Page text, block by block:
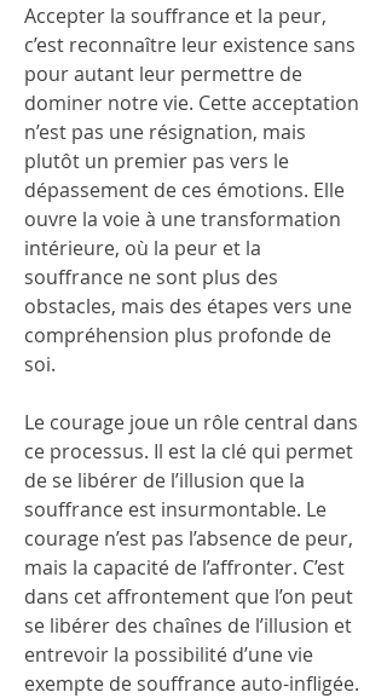
Accepter la souffrance et la peur,
c’est reconnaître leur existence sans
pour autant leur permettre de
dominer notre vie. Cette acceptation
n’est pas une résignation, mais
plutôt un premier pas vers le
dépassement de ces émotions. Elle
ouvre la voie à une transformation
intérieure, où la peur et la
souffrance ne sont plus des
obstacles, mais des étapes vers une
compréhension plus profonde de
soi.
Le courage joue un rôle central dans
ce processus. Il est la clé qui permet
de se libérer de l’illusion que la
souffrance est insurmontable. Le
courage n’est pas l’absence de peur,
mais la capacité de l’affronter. C’est
dans cet affrontement que l’on peut
se libérer des chaînes de l’illusion et
entrevoir la possibilité d’une vie
exempte de souffrance auto-infligée.